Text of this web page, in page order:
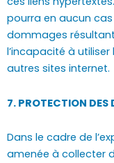
pourra en aucun
dommages résultant
l’incapacité à
autres sites internet.
7. PROTECTION DES
Dans le cadre de
amenée à collecter